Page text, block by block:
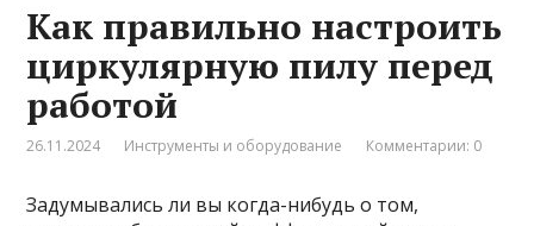
Как правильно настроить
циркулярную пилу перед
работой
26.11.2024 Инструменты и оборудование Комментарии: 0
Задумывались ли вы когда-нибудь о том,